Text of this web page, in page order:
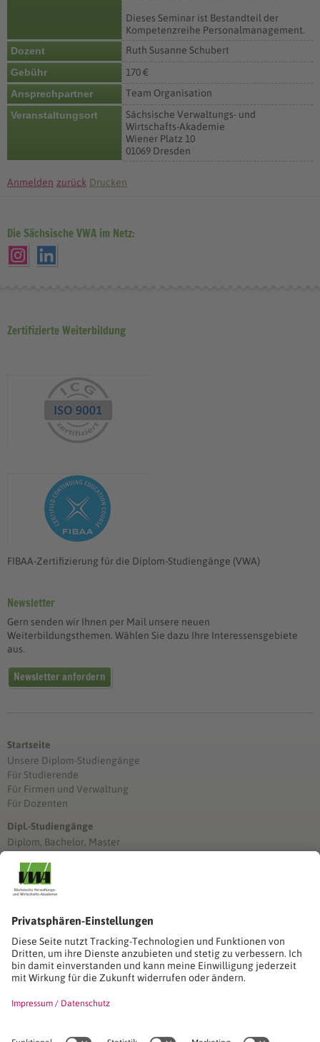
Dieses Seminar ist Bestandteil der
Kompetenzreihe Personalmanagement.
Dozent
Ruth Susanne Schubert
Gebühr
170 €
Ansprechpartner
Team Organisation
Veranstaltungsort
Sächsische Verwaltungs- und
Wirtschafts-Akademie
Wiener Platz 10
01069 Dresden
Anmelden zurück Drucken
Die Sächsische VWA im Netz:
Zertifizierte Weiterbildung
FIBAA-Zertifizierung für die Diplom-Studiengänge (VWA)
Newsletter
Gern senden wir Ihnen per Mail unsere neuen
Weiterbildungsthemen. Wählen Sie dazu Ihre Interessensgebiete
aus.
Newsletter anfordern
Startseite
Unsere Diplom-Studiengänge
Für Studierende
Für Firmen und Verwaltung
Für Dozenten
Dipl.-Studiengänge
Diplom, Bachelor, Master
Stimmen unserer Absolventinnen und Absolventen
Stimmen unserer Absolventinnen und Absolventen
Seminare
Seminardatenbank
Inhouseanfragen
Seminarreihen